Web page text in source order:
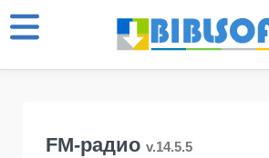
FM-радио v.14.5.5